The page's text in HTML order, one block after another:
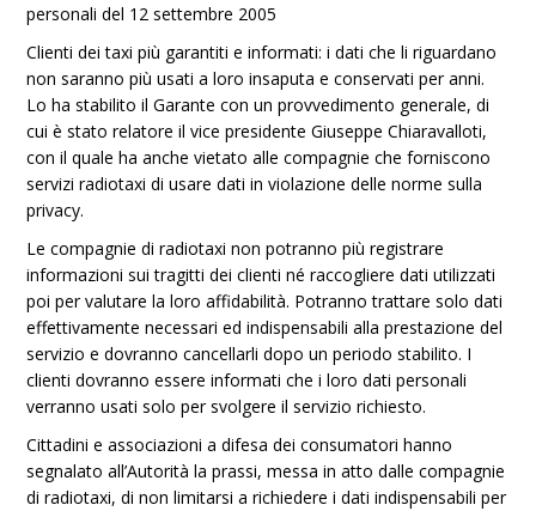
personali del 12 settembre 2005
Clienti dei taxi più garantiti e informati: i dati che li riguardano
non saranno più usati a loro insaputa e conservati per anni.
Lo ha stabilito il Garante con un provvedimento generale, di
cui è stato relatore il vice presidente Giuseppe Chiaravalloti,
con il quale ha anche vietato alle compagnie che forniscono
servizi radiotaxi di usare dati in violazione delle norme sulla
privacy.
Le compagnie di radiotaxi non potranno più registrare
informazioni sui tragitti dei clienti né raccogliere dati utilizzati
poi per valutare la loro affidabilità. Potranno trattare solo dati
effettivamente necessari ed indispensabili alla prestazione del
servizio e dovranno cancellarli dopo un periodo stabilito. I
clienti dovranno essere informati che i loro dati personali
verranno usati solo per svolgere il servizio richiesto.
Cittadini e associazioni a difesa dei consumatori hanno
segnalato all’Autorità la prassi, messa in atto dalle compagnie
di radiotaxi, di non limitarsi a richiedere i dati indispensabili per